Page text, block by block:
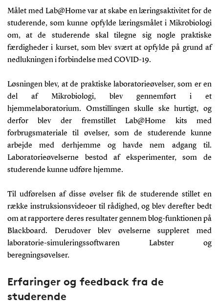
Målet med Lab@Home var at skabe en læringsaktivitet for de
studerende, som kunne opfylde læringsmålet i Mikrobiologi
om, at de studerende skal tilegne sig nogle praktiske
færdigheder i kurset, som blev svært at opfylde på grund af
nedlukningen i forbindelse med COVID-19.
Løsningen blev, at de praktiske laboratorieøvelser, som er en
del af Mikrobiologi, blev gennemført i et
hjemmelaboratorium. Omstillingen skulle ske hurtigt, og
derfor blev der fremstillet Lab@Home kits med
forbrugsmateriale til øvelser, som de studerende kunne
arbejde med derhjemme og havde nem adgang til.
Laboratorieøvelserne bestod af eksperimenter, som de
studerende kunne udføre hjemme.
Til udførelsen af disse øvelser fik de studerende stillet en
række instruksionsvideoer til rådighed, og blev derefter bedt
om at rapportere deres resultater gennem blog-funktionen på
Blackboard. Derudover blev øvelserne suppleret med
laboratorie-simuleringssoftwaren Labster og
beregningsøvelser.
Erfaringer og feedback fra de
studerende